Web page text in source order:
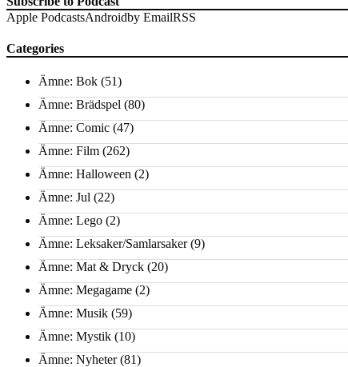
Apple PodcastsAndroidby EmailRSS
Categories
Ämne: Bok (51)
Ämne: Brädspel (80)
Ämne: Comic (47)
Ämne: Film (262)
Ämne: Halloween (2)
Ämne: Jul (22)
Ämne: Lego (2)
Ämne: Leksaker/Samlarsaker(9)
Ämne: Mat & Dryck (20)
Ämne: Megagame (2)
Ämne: Musik (59)
Ämne: Mystik (10)
Ämne: Nyheter(81)